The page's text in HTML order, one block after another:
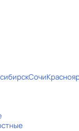
Сочи